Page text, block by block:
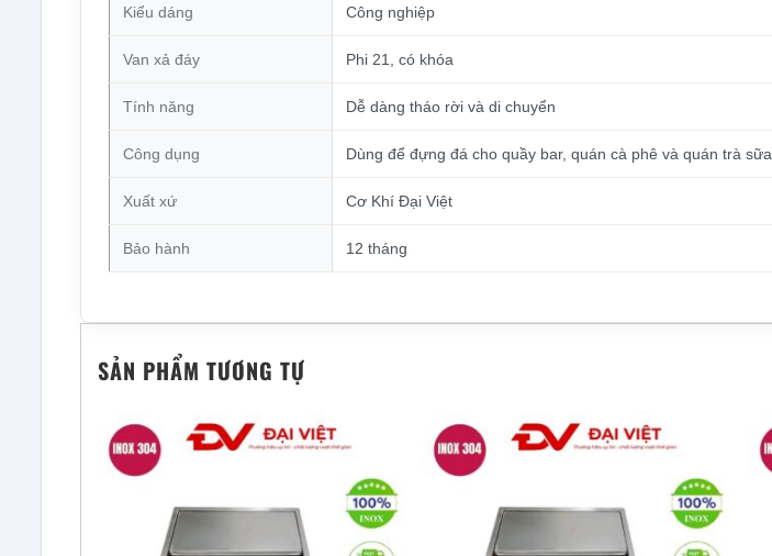
Kiểu dáng Công nghiệp
Van xả đáy Phi 21, có khóa
Tính năng Dễ dàng tháo rời và di chuyển
Công dụng Dùng để đựng đá cho quầy bar, quán cà phê và quán trà sữa
Xuất xứ Cơ Khí Đại Việt
Bảo hành 12 tháng
SẢN PHẨM TƯƠNG TỰ